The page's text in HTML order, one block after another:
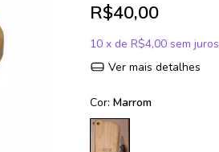
R$40,00
10 x de R$4,00 sem juros
Ver mais detalhes
Cor: Marrom